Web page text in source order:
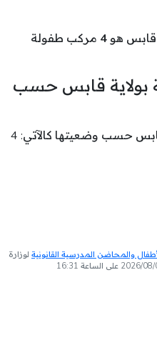
قابس هو 4 مركب طفولة
بولاية قابس حسب
تتوزع مركبات الطفولة بولاية قابس حسب وضعيتها كالآتي: 4
والمحاضن المدرسية القانونية لوزارة